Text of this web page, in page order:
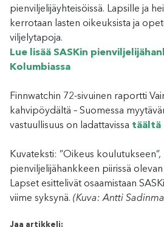
pienviljelijäyhteisöissä. Lapsille ja
kerrotaan lasten oikeuksista ja
viljelytapoja.
Lue lisää SASKin
Kolumbiassa
Finnwatchin 72-sivuinen raportti
kahvipöydältä – Suomessa
vastuullisuus on ladattavissa täältä
Kuvateksti: ”Oikeus koulutukseen”,
pienviljelijähankkeen piirissä
Lapset esittelivät osaamistaan
viime syksynä. (Kuva: Antti
Jaa artikkeli: